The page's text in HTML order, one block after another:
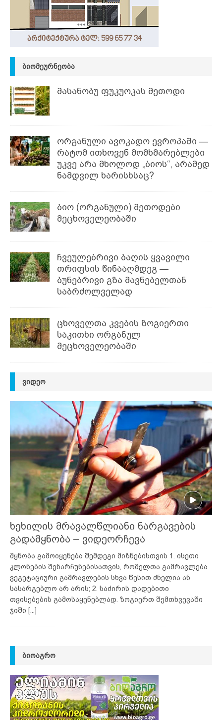
ᲑᲘᲝᲛᲔᲣᲠᲜᲔᲝᲑᲐ
მასანობუ ფუკუოკას მეთოდი
ორგანული ავოკადო ევროპაში —
რატომ ითხოვენ მომხმარებლები
უკვე არა მხოლოდ „ბიოს“, არამედ
ნამდვილ ხარისხსაც?
ბიო (ორგანული) მეთოდები
მეცხოველეობაში
ჩვეულებრივი ბაღის ყვავილი
თრიფსის წინააღმდეგ —
ბუნებრივი გზა მავნებელთან
საბრძოლველად
ცხოველთა კვების ზოგიერთი
საკითხი ორგანულ
მეცხოველეობაში
ᲕᲘᲓᲔᲝ
ხეხილის მრავალწლიანი ნარგავების
გადამყნობა – ვიდეორჩევა
მყნობა გამოიყენება შემდეგი მიზნებისთვის 1. ისეთი
კლონების შენარჩუნებისათვის, რომელთა გამრავლება
ვეგეტაციური გამრავლების სხვა წესით ძნელია ან
სასარგებლო არ არის; 2. საძირის დადებითი
თვისებების გამოსაყენებლად. ზოგიერთ შემთხვევაში
ჯიში [...]
ᲑᲘᲝᲐᲒᲠᲝ